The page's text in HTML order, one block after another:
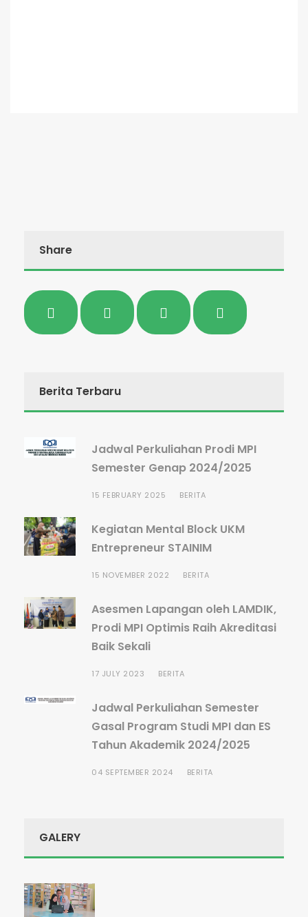
Share
Berita Terbaru
Jadwal Perkuliahan Prodi MPI
Semester Genap 2024/2025
15 FEBRUARY 2025 BERITA
Kegiatan Mental Block UKM
Entrepreneur STAINIM
15 NOVEMBER 2022 BERITA
Asesmen Lapangan oleh LAMDIK,
Prodi MPI Optimis Raih Akreditasi
Baik Sekali
17 JULY 2023 BERITA
Jadwal Perkuliahan Semester
Gasal Program Studi MPI dan ES
Tahun Akademik 2024/2025
04 SEPTEMBER 2024 BERITA
GALERY